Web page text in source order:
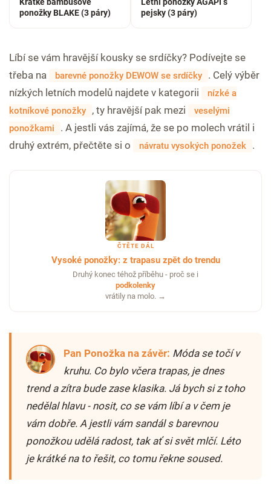
ponožky BLAKE (3 páry)
pejsky (3 páry)
Líbí se vám hravější kousky se srdíčky? Podívejte se
třeba na
barevné ponožky DEWOW se srdíčky
. Celý výběr
nízkých letních modelů najdete v kategorii
nízké a
kotníkové ponožky
, ty hravější pak mezi
veselými
ponožkami
. A jestli vás zajímá, že se po molech vrátil i
druhý extrém, přečtěte si o
návratu vysokých ponožek .
ČTĚTE DÁL
Vysoké ponožky: z trapasu zpět do trendu
Druhý konec téhož příběhu - proč se i
podkolenky
vrátily na molo. →
Pan Ponožka na závěr: Móda se točí v
kruhu. Co bylo včera trapas, je dnes
trend a zítra bude zase klasika. Já bych si z toho
nedělal hlavu - nosit, co se vám líbí a v čem je
vám dobře. A jestli vám sandál s barevnou
ponožkou udělá radost, tak ať si svět mlčí. Léto
je krátké na to řešit, co tomu řekne soused.